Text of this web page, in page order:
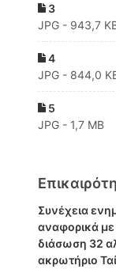
3
JPG - 943,7
4
JPG - 844,0
5
JPG - 1,7 MB
Συνέχεια
αναφορικά με
διάσωση 32
ακρωτήριο